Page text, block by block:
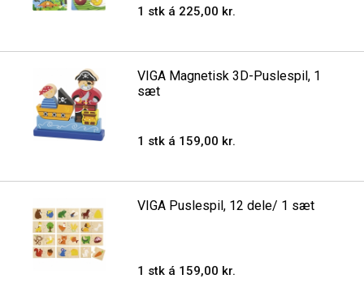
1 stk á 225,00 kr.
VIGA Magnetisk 3D-Puslespil, 1
sæt
1 stk á 159,00 kr.
VIGA Puslespil, 12 dele/ 1 sæt
1 stk á 159,00 kr.